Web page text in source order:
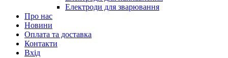
Електроди для зварювання
Про нас
Новини
Оплата та доставка
Контакти
Вхiд